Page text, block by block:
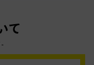
必ずご連絡が取れるメ
みいただくようお願い
ンいただき買取お
ージの申込情報一
ざいます「変更す
への変更が可能で
ずは
て
-